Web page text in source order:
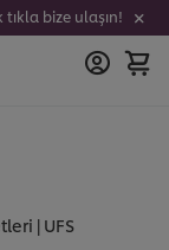
tıkla bize ulaşın!
| UFS